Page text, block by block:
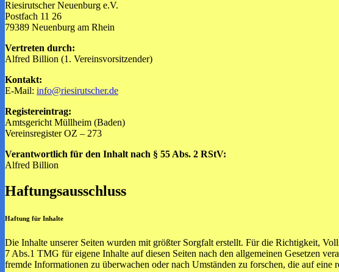
Riesirutscher Neuenburg e.V.
Postfach 11 26
79389 Neuenburg am Rhein
Vertreten durch:
Alfred Billion (1. Vereinsvorsitzender)
Kontakt:
E-Mail: info@riesirutscher.de
Registereintrag:
Amtsgericht Müllheim (Baden)
Vereinsregister OZ – 273
Verantwortlich für den Inhalt nach § 55 Abs. 2 RStV:
Alfred Billion
Haftungsausschluss
Haftung für Inhalte
Die Inhalte unserer Seiten wurden mit größter Sorgfalt erstellt. Für die Richtigkeit,
7 Abs.1 TMG für eigene Inhalte auf diesen Seiten nach den allgemeinen Gesetzen
fremde Informationen zu überwachen oder nach Umständen zu forschen, die auf